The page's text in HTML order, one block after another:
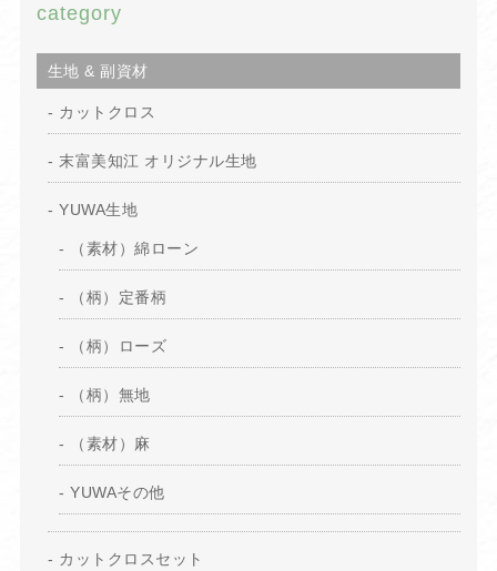
category
生地 & 副資材
カットクロス
末富美知江 オリジナル生地
YUWA生地
（素材）綿ローン
（柄）定番柄
（柄）ローズ
（柄）無地
（素材）麻
YUWAその他
カットクロスセット